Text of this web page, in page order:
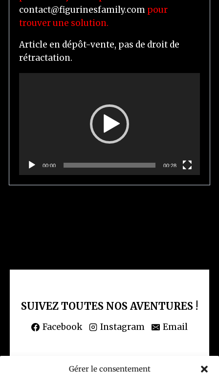
Gérer le consentement
contact@figurinesfamily.com pour
trouver une solution.
Article en dépôt-vente, pas de droit de
rétractation.
i
00:00 00:28
SUIVEZ TOUTES NOS AVENTURES !
Facebook Instagram Email